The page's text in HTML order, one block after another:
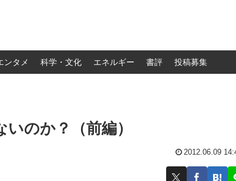
ンタメ 科学・文化 エネルギー 書評 投稿募集
のか？（前編）
2012.06.09